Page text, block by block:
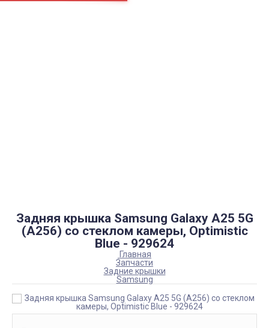
Задняя крышка Samsung Galaxy A25 5G
(A256) со стеклом камеры, Optimistic
Blue - 929624
Главная
Запчасти
Задние крышки
Samsung